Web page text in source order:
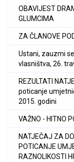
OBAVIJEST
GLUMCIMA
ZA ČLANOVE
Ustani, zauzmi
vlasništva, 26.
REZULTATI
poticanje
2015. godini
VAŽNO - HITNO
NATJEČAJ ZA
POTICANJE
RAZNOLIKOSTI